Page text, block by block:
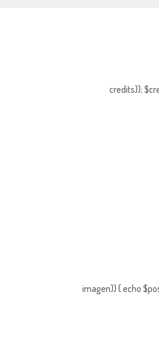
credits));
imagen)) { echo